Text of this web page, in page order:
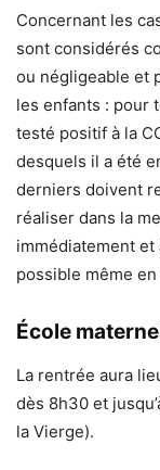
Concernant les
sont considérés
ou négligeable et
les enfants : pour
testé positif à la
desquels il a été
derniers doivent
réaliser dans la
immédiatement
possible même en
École
La rentrée aura
dès 8h30 et
la Vierge).